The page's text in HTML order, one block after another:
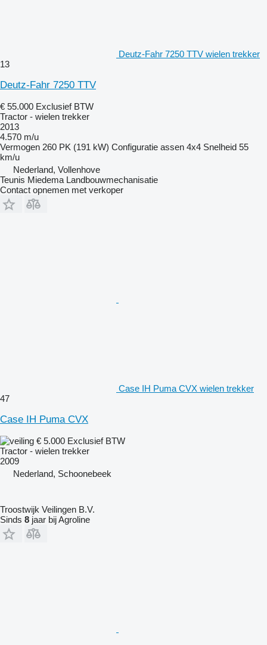
Deutz-Fahr 7250 TTV wielen trekker
13
Deutz-Fahr 7250 TTV
€ 55.000 Exclusief BTW
Tractor - wielen trekker
2013
4.570 m/u
Vermogen 260 PK (191 kW) Configuratie assen 4x4 Snelheid 55
km/u
Nederland, Vollenhove
Teunis Miedema Landbouwmechanisatie
Contact opnemen met verkoper
Case IH Puma CVX wielen trekker
47
Case IH Puma CVX
€ 5.000 Exclusief BTW
Tractor - wielen trekker
2009
Nederland, Schoonebeek
Troostwijk Veilingen B.V.
Sinds 8 jaar bij Agroline